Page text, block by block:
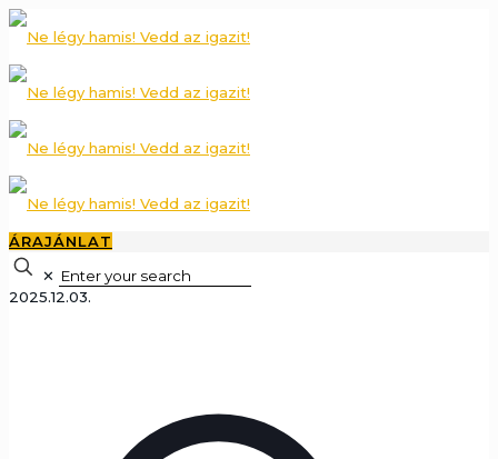
ÁRAJÁNLAT
✕
2025.12.03.